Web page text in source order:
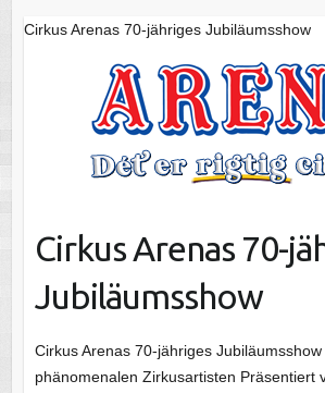
Cirkus Arenas 70-jähriges Jubiläumsshow
Cirkus Arenas 70-
Jubiläumsshow
Cirkus Arenas 70-jähriges
phänomenalen Zirkusartisten Präsentiert